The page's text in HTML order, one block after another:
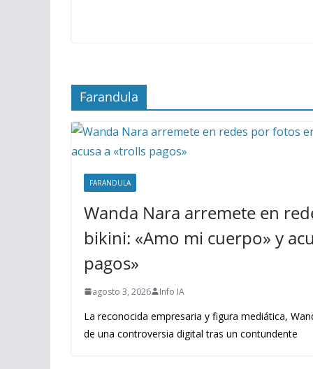
Farandula
FARANDULA
Wanda Nara arremete en
bikini: «Amo mi cuerpo» y
pagos»
agosto 3, 2026 Info IA
La reconocida empresaria y figura mediática,
de una controversia digital tras un contundente